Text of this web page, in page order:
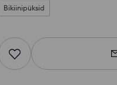
Bikiinipüksid